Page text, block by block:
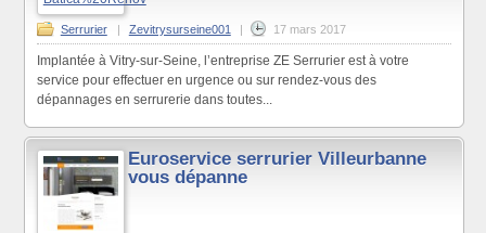
Serrurier | Zevitrysurseine001 | 17 mars 2017
Implantée à Vitry-sur-Seine, l’entreprise ZE Serrurier est à votre
service pour effectuer en urgence ou sur rendez-vous des
dépannages en serrurerie dans toutes...
Euroservice serrurier Villeurbanne
vous dépanne